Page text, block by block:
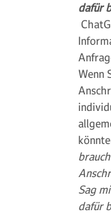
dafür
Wenn
Sag
dafür